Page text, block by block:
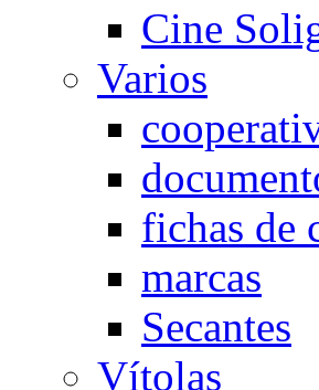
Cine
Varios
fichas de
marcas
Secantes
Vítolas